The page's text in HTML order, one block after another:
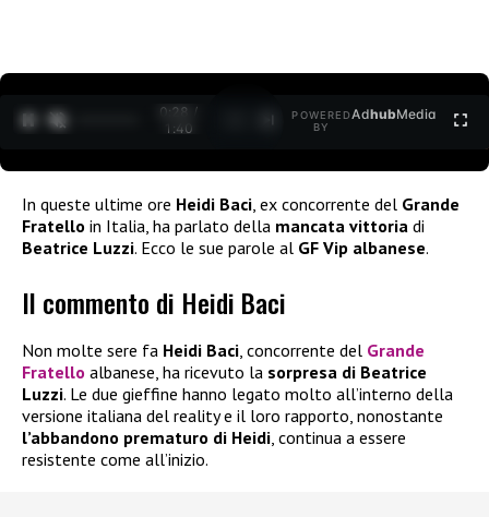
0:29 /
1:40
POWERED
BY
AdhubMedia
In queste ultime ore Heidi Baci , ex concorrente del Grande
Fratello in Italia, ha parlato della mancata vittoria di
Beatrice Luzzi. Ecco le sue parole al GF Vip albanese.
Il commento di Heidi Baci
Non molte sere fa Heidi Baci, concorrente del Grande
Fratello albanese, ha ricevuto la sorpresa di Beatrice
Luzzi. Le due gieffine hanno legato molto all’interno della
versione italiana del reality e il loro rapporto, nonostante
l’abbandono prematuro di Heidi, continua a essere
resistente come all’inizio.